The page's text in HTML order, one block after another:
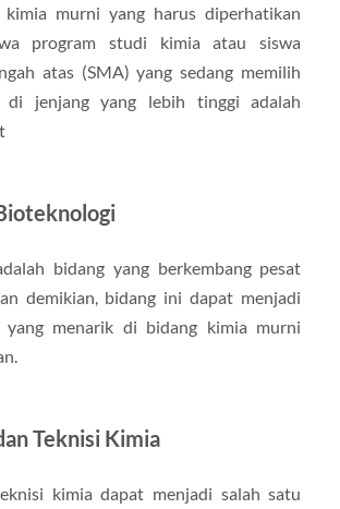
kimia murni yang harus diperhatikan
program studi kimia atau siswa
atas (SMA) yang sedang memilih
di jenjang yang lebih tinggi adalah
bidang yang berkembang pesat
demikian, bidang ini dapat menjadi
yang menarik di bidang kimia murni
Teknisi Kimia
kimia dapat menjadi salah satu